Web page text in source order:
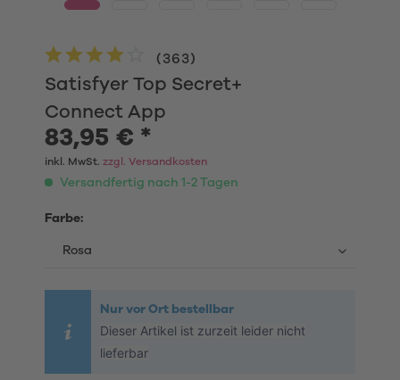
Satisfyer Top Secret+
Connect App
(363)
83,95 € *
inkl. MwSt. zzgl. Versandkosten
Versandfertig nach 1-2 Tagen
Farbe:
Nur vor Ort bestellbar
Dieser Artikel ist zurzeit leider nicht
lieferbar